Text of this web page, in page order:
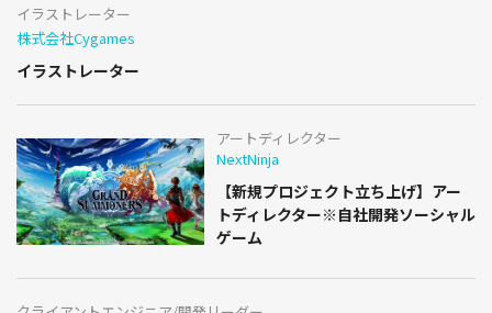
イラストレーター
株式会社Cygames
イラストレーター
アートディレクター
NextNinja
【新規プロジェクト立ち上げ】アー
トディレクター※自社開発ソーシャル
ゲーム